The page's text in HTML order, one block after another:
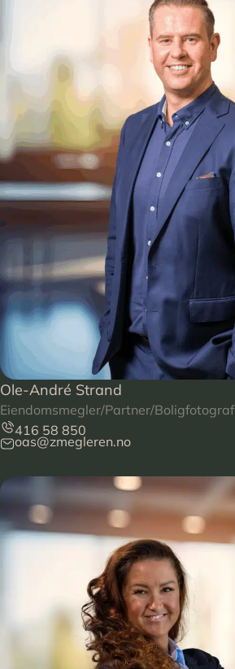
Ole-André Strand
Eiendomsmegler/Partner/Boligfotograf
416 58 850
oas@zmegleren.no